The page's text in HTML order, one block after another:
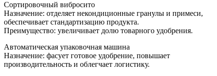
Сортировочный вибросито
Назначение: отделяет некондиционные гранулы и примеси,
обеспечивает стандартизацию продукта.
Преимущество: увеличивает долю товарного удобрения.
Автоматическая упаковочная машина
Назначение: фасует готовое удобрение, повышает
производительность и облегчает логистику.